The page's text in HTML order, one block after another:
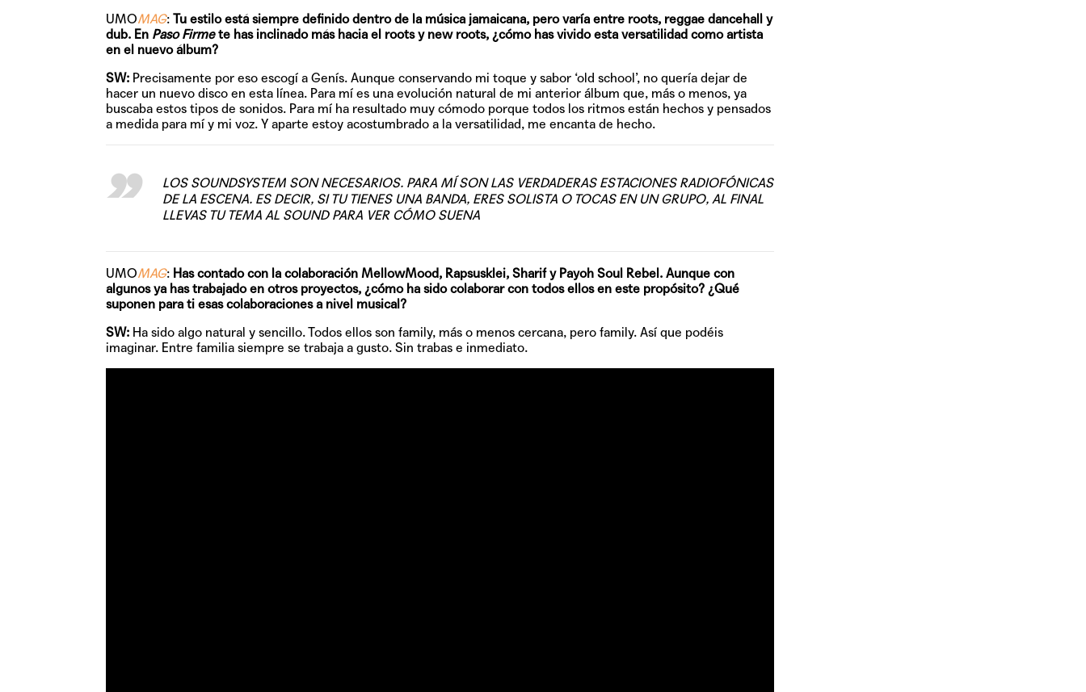
UMOMAG: Tu estilo está siempre definido dentro de la música jamaicana, pero varía entre roots, reggae dancehall y
dub. En Paso Firmete has inclinado más hacia el roots y new roots, ¿cómo has vivido esta versatilidad como artista
en el nuevo álbum?
SW:Precisamente por eso escogí a Genís. Aunque conservando mi toque y sabor ‘old school’, no quería dejar de
hacer un nuevo disco en esta línea. Para mí es una evolución natural de mi anterior álbum que, más o menos, ya
buscaba estos tipos de sonidos. Para mí ha resultado muy cómodo porque todos los ritmos están hechos y pensados
a medida para mí y mi voz. Y aparte estoy acostumbrado a la versatilidad, me encanta de hecho.
LOS SOUNDSYSTEM SON NECESARIOS. PARA MÍ SON LAS VERDADERAS ESTACIONES RADIOFÓNICAS
DE LA ESCENA. ES DECIR, SI TU TIENES UNA BANDA, ERES SOLISTA O TOCAS EN UN GRUPO, AL FINAL
LLEVAS TU TEMA AL SOUND PARA VER CÓMO SUENA
UMOMAG: Has contado con la colaboración MellowMood, Rapsusklei, Sharif y Payoh Soul Rebel. Aunque con
algunos ya has trabajado en otros proyectos, ¿cómo ha sido colaborar con todos ellos en este propósito? ¿Qué
suponen para ti esas colaboraciones a nivel musical?
SW:Ha sido algo natural y sencillo. Todos ellos son family, más o menos cercana, pero family. Así que podéis
imaginar. Entre familia siempre se trabaja a gusto. Sin trabas e inmediato.